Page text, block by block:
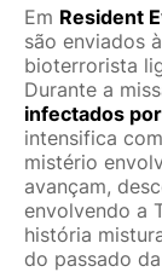
Em Resident
são enviados
bioterrorista
Durante a
infectados
intensifica
mistério
avançam,
envolvendo a
história
do passado